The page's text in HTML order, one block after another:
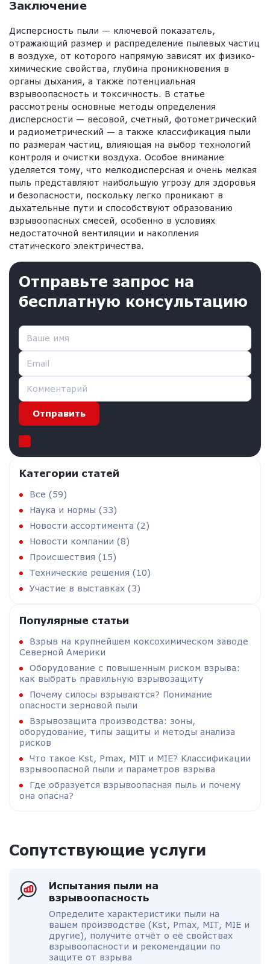
Заключение
Дисперсность пыли — ключевой показатель,
отражающий размер и распределение пылевых частиц
в воздухе, от которого напрямую зависят их физико-
химические свойства, глубина проникновения в
органы дыхания, а также потенциальная
взрывоопасность и токсичность. В статье
рассмотрены основные методы определения
дисперсности — весовой, счетный, фотометрический
и радиометрический — а также классификация пыли
по размерам частиц, влияющая на выбор технологий
контроля и очистки воздуха. Особое внимание
уделяется тому, что мелкодисперсная и очень мелкая
пыль представляют наибольшую угрозу для здоровья
и безопасности, поскольку легко проникают в
дыхательные пути и способствуют образованию
взрывоопасных смесей, особенно в условиях
недостаточной вентиляции и накопления
статического электричества.
отправьте запрос на
бесплатную консультацию
Отправить
Категории статей
Все (59)
Наука и нормы (33)
Новости ассортимента (2)
Новости компании (8)
Происшествия (15)
Технические решения (10)
Участие в выставках (3)
Популярные статьи
Взрыв на крупнейшем коксохимическом заводе
Северной Америки
Оборудование с повышенным риском взрыва:
как выбрать правильную взрывозащиту
Почему силосы взрываются? Понимание
опасности зерновой пыли
Взрывозащита производства: зоны,
оборудование, типы защиты и методы анализа
рисков
Что такое Kst, Pmax, MIT и MIE? Классификации
взрывоопасной пыли и параметров взрыва
Где образуется взрывоопасная пыль и почему
она опасна?
Сопутствующие услуги
Испытания пыли на
взрывоопасность
Определите характеристики пыли на
вашем производстве (Kst, Pmax, MIT, MIE и
другие), получите отчёт о её свойствах
взрывоопасности и рекомендации по
защите от взрыва